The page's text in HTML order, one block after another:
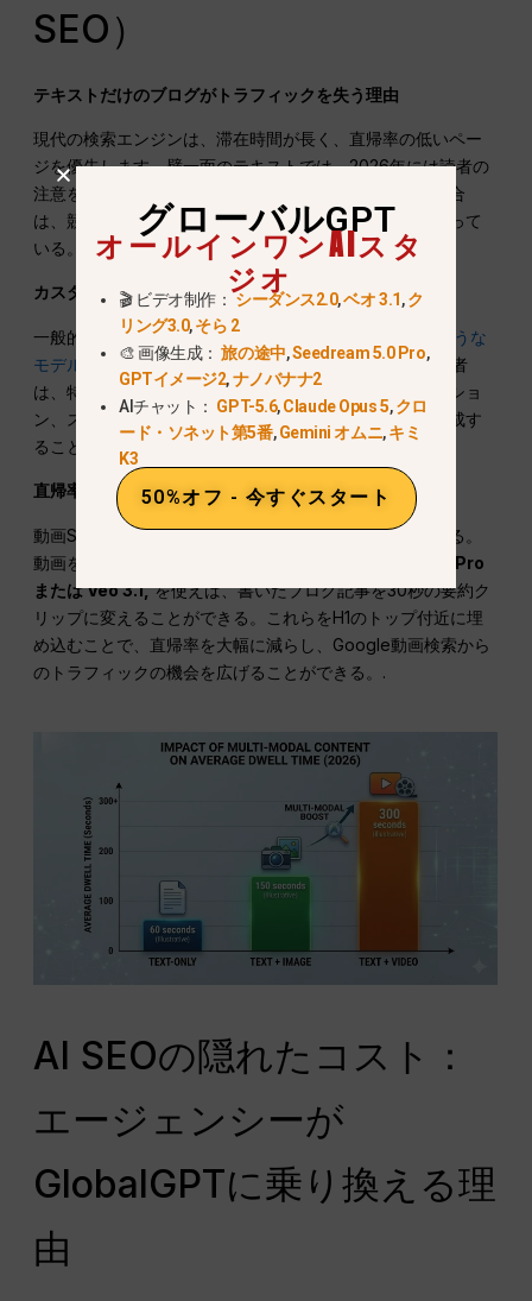
SEO）
テキストだけのブログがトラフィックを失う理由
現代の検索エンジンは、滞在時間が長く、直帰率の低いペー
ジを優先します。壁一面のテキストでは、2026年には読者の
注意を引くことはできません。カスタムビジュアルの統合
は、競争の激しいニッチでは必須のランキング要素となって
いる。.
カスタムインフォグラフィックにAI画像モデルを使う
一般的なストックフォトの使用をやめる。使用する
のような
モデルがある。旅の途中またはナノバナナ、,SEO担当者
は、特注のフィーチャー画像、データビジュアライゼーショ
ン、ステップバイステップのインフォグラフィックを作成す
ることができる。.
直帰率を減らすAI動画の埋め込み
動画SEOは、ページ滞在時間を増やす究極のハックである。
動画を活用することで
Sora 2 Pro
または Veo 3.1,を使えば、書いたブログ記事を30秒の要約ク
リップに変えることができる。これらをH1のトップ付近に埋
め込むことで、直帰率を大幅に減らし、Google動画検索から
のトラフィックの機会を広げることができる。.
AI SEOの隠れたコスト：
エージェンシーが
GlobalGPTに乗り換える理
由
グローバルGPT
オールインワンAIスタ
ジオ
🎬 ビデオ制作：シーダンス2.0,ベオ 3.1,ク
リング3.0,そら 2
🎨 画像生成：旅の途中,Seedream 5.0 Pro,
GPTイメージ2,ナノバナナ2
AIチャット： GPT-5.6,Claude Opus 5,クロ
ード・ソネット第5番,Gemini オムニ,キミ
K3
50%オフ - 今すぐスタート